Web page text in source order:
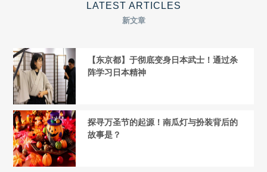
LATEST ARTICLES
新文章
【东京都】于彻底变身日本武士！通过杀
阵学习日本精神
探寻万圣节的起源！南瓜灯与扮装背后的
故事是？